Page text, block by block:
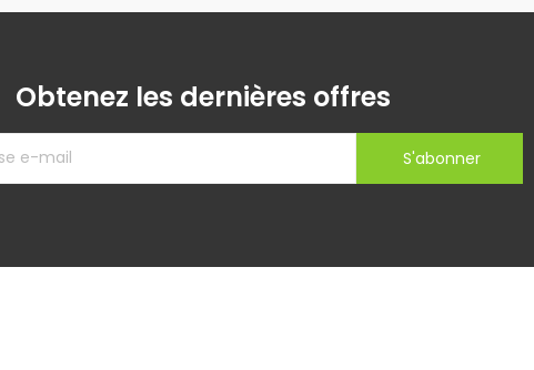
Obtenez les dernières offres
S'abonner